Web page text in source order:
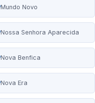
Mundo Novo
Nossa Senhora Aparecida
Nova Benfica
Nova Era